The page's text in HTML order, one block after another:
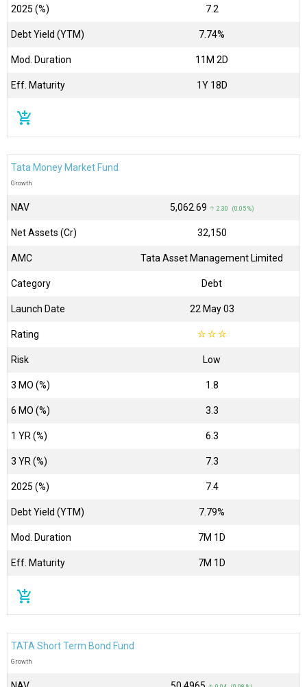
2025 (%) 7.2
Debt Yield (YTM) 7.74%
Mod. Duration 11M 2D
Eff. Maturity 1Y 18D
add_shopping_cart
Tata Money Market Fund
Growth
NAV ₹5,062.69 ↑ 2.30 (0.05 %)
Net Assets (Cr) ₹32,150
AMC Tata Asset Management Limited
Category Debt
Launch Date 22 May 03
Rating ☆☆☆
Risk Low
3 MO (%) 1.8
6 MO (%) 3.3
1 YR (%) 6.3
3 YR (%) 7.3
2025 (%) 7.4
Debt Yield (YTM) 7.79%
Mod. Duration 7M 1D
Eff. Maturity 7M 1D
add_shopping_cart
TATA Short Term Bond Fund
Growth